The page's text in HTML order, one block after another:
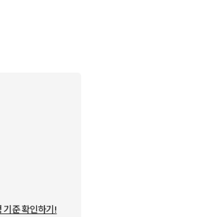
기준 확인하기!